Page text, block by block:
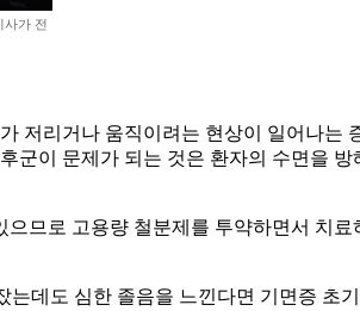
가 전
저리거나 움직이려는 현상이 일어나는
이 문제가 되는 것은 환자의 수면을 방
므로 고용량 철분제를 투약하면서 치료
데도 심한 졸음을 느낀다면 기면증 초